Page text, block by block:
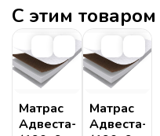
Коллекция
Высота
Длина
Ширина
Рекомендуемая
Страна
Длина
Ширина
Рекомендуемая высота
матраса
Подъем:
16 марта 2024 20:24
Подскажите, пожалуйста,
160 см?
Консультант
С этим
Матрас
Адвеста-10см
Матрас
Адвеста-